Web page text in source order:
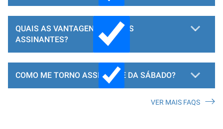
QUAIS AS VANTAGENS PARA OS
ASSINANTES?
COMO ME TORNO ASSINANTE DA SÁBADO?
VER MAIS FAQS